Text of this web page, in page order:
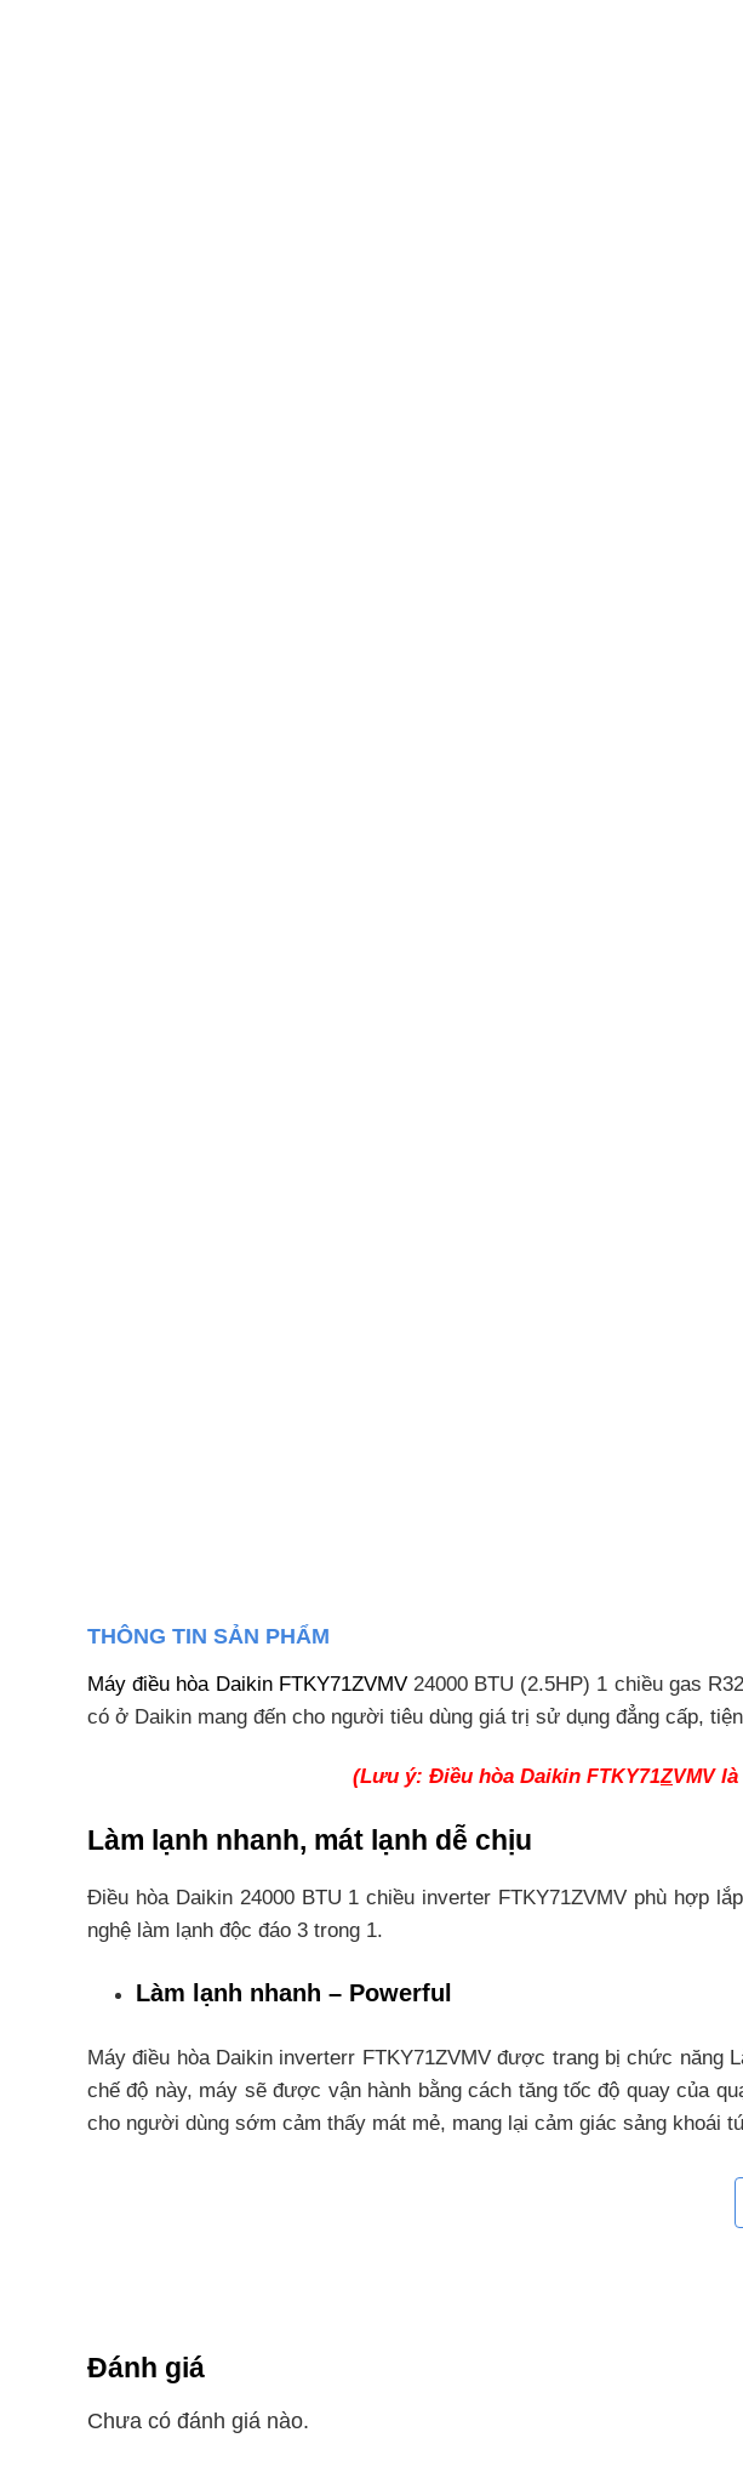
THÔNG TIN SẢN PHẨM
Máyđiều hòa Daikin FTKY71ZVMV24000 BTU (2.5HP) 1 chiều gas
có ở Daikin mang đến cho người tiêu dùng giá trị sử dụng đẳng cấp,
(Lưu ý: Điều hòa Daikin FTKY71ZVMVlà
Làm lạnh nhanh, mát lạnh dễ chịu
Điều hòa Daikin 24000 BTU 1 chiều inverter FTKY71ZVMV phù hợp
nghệ làm lạnh độc đáo 3 trong 1.
Làm lạnh nhanh – Powerful
Máy điều hòa Daikin inverterr FTKY71ZVMV được trang bị chức năng
chế độ này, máy sẽ được vận hành bằng cách tăng tốc độ quay của
cho người dùng sớm cảm thấy mát mẻ, mang lại cảm giác sảng khoái
Đánh giá
Chưa có đánh giá nào.